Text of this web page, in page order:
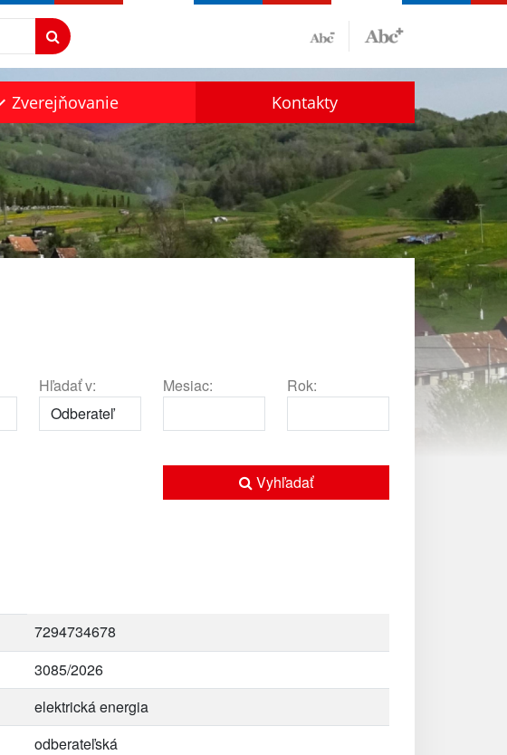
Zverejňovanie Kontakty
Hľadať v: Mesiac: Rok:
Vyhľadať
7294734678
3085/2026
elektrická energia
odberateľská